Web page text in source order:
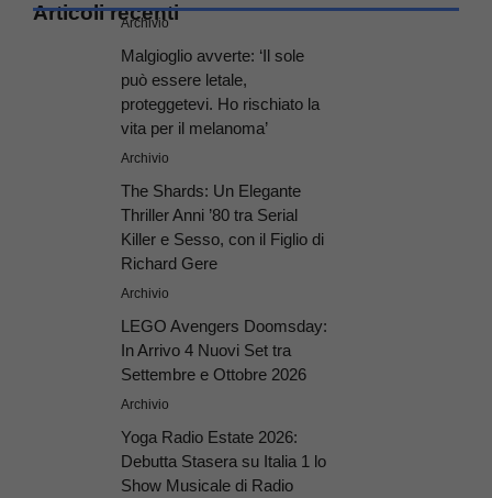
Articoli recenti
Archivio
Malgioglio avverte: ‘Il sole
può essere letale,
proteggetevi. Ho rischiato la
vita per il melanoma’
Archivio
The Shards: Un Elegante
Thriller Anni ’80 tra Serial
Killer e Sesso, con il Figlio di
Richard Gere
Archivio
LEGO Avengers Doomsday:
In Arrivo 4 Nuovi Set tra
Settembre e Ottobre 2026
Archivio
Yoga Radio Estate 2026:
Debutta Stasera su Italia 1 lo
Show Musicale di Radio